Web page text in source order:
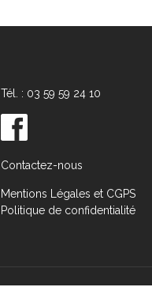
Tél. : 03 59 59 24 10
Contactez-nous
Mentions Légales et CGPS
Politique de confidentialité